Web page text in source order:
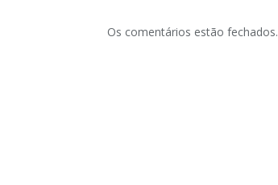
Os comentários estão fechados.